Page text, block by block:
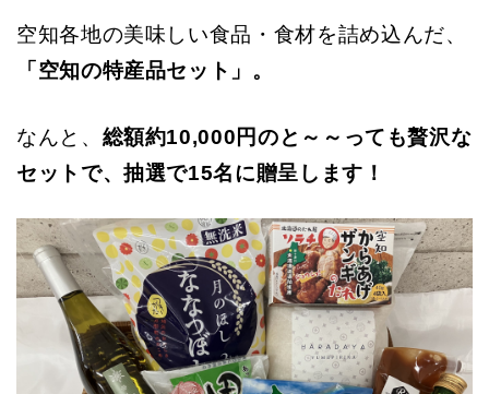
空知各地の美味しい食品・食材を詰め込んだ、
「空知の特産品セット」。
なんと、 総額約10,000円のと～～っても贅沢な
セットで、抽選で15名に贈呈します！